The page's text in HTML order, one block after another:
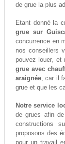
de grue la plus
Etant donné la
grue sur
concurrence en
nos conseillers
pouvez louer, et
grue avec
araignée, car il
grue et que les
Notre service
de grues afin
constructions
proposons des
pour un travail